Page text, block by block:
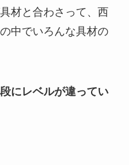
材と合わさって、西
中でいろんな具材の
にレベルが違ってい